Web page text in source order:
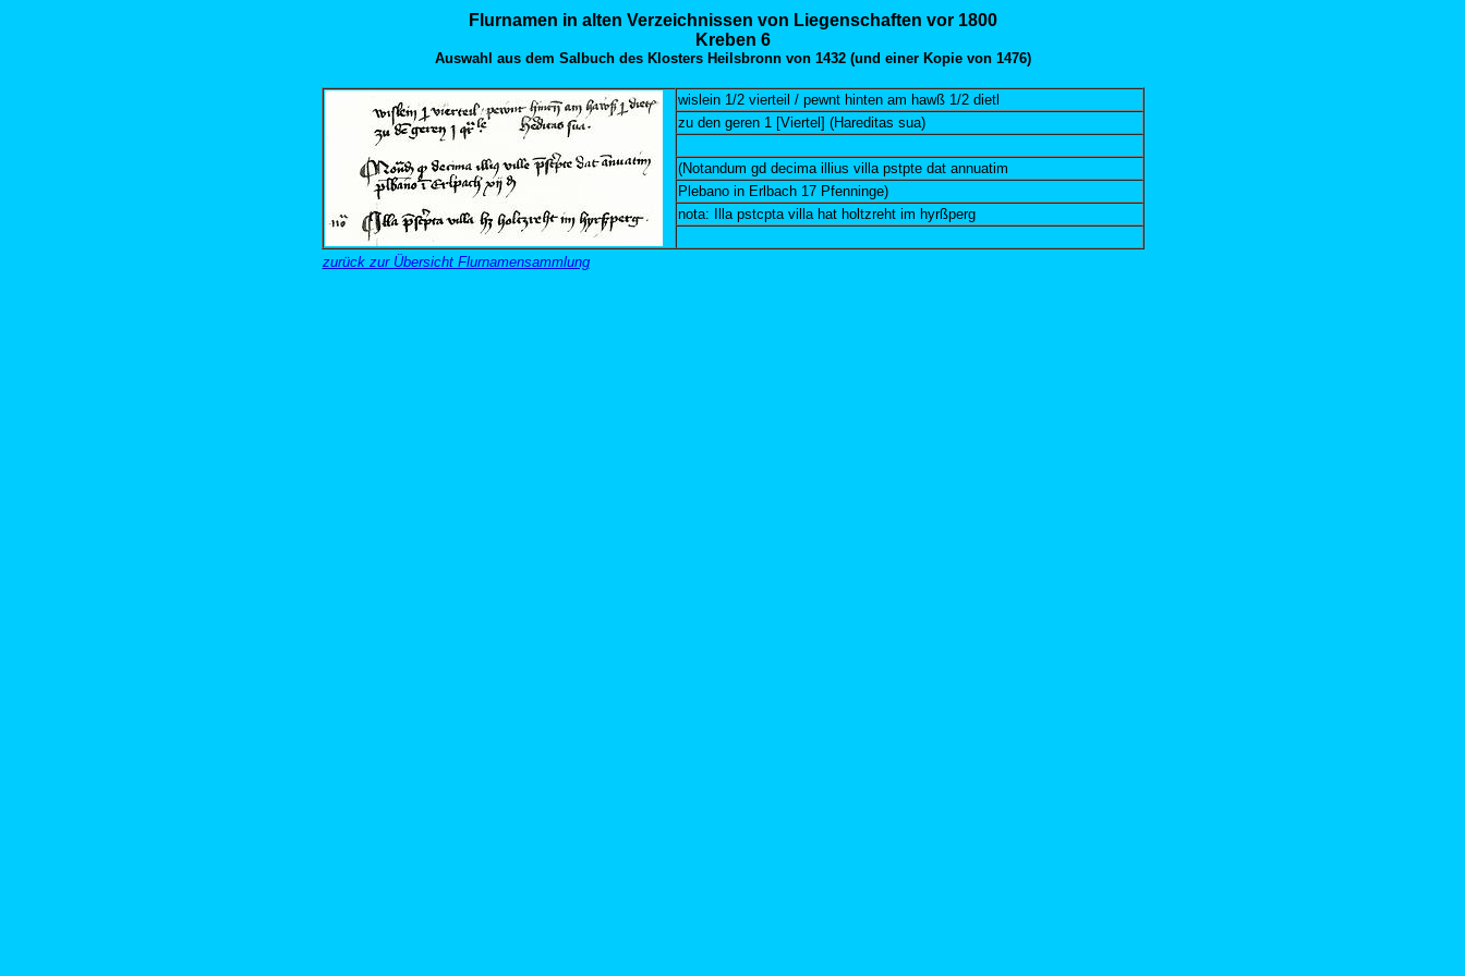
Flurnamen in alten Verzeichnissen von Liegenschaften vor 1800
Kreben 6
Auswahl aus dem Salbuch des Klosters Heilsbronn von 1432 (und einer Kopie von 1476)
wislein 1/2 vierteil / pewnt hinten am hawß 1/2 dietl
zu den geren 1 [Viertel] (Hareditas sua)
(Notandum gd decima illius villa pstpte dat annuatim
Plebano in Erlbach 17 Pfenninge)
nota: Illa pstcpta villa hat holtzreht im hyrßperg
zurück zur Übersicht Flurnamensammlung